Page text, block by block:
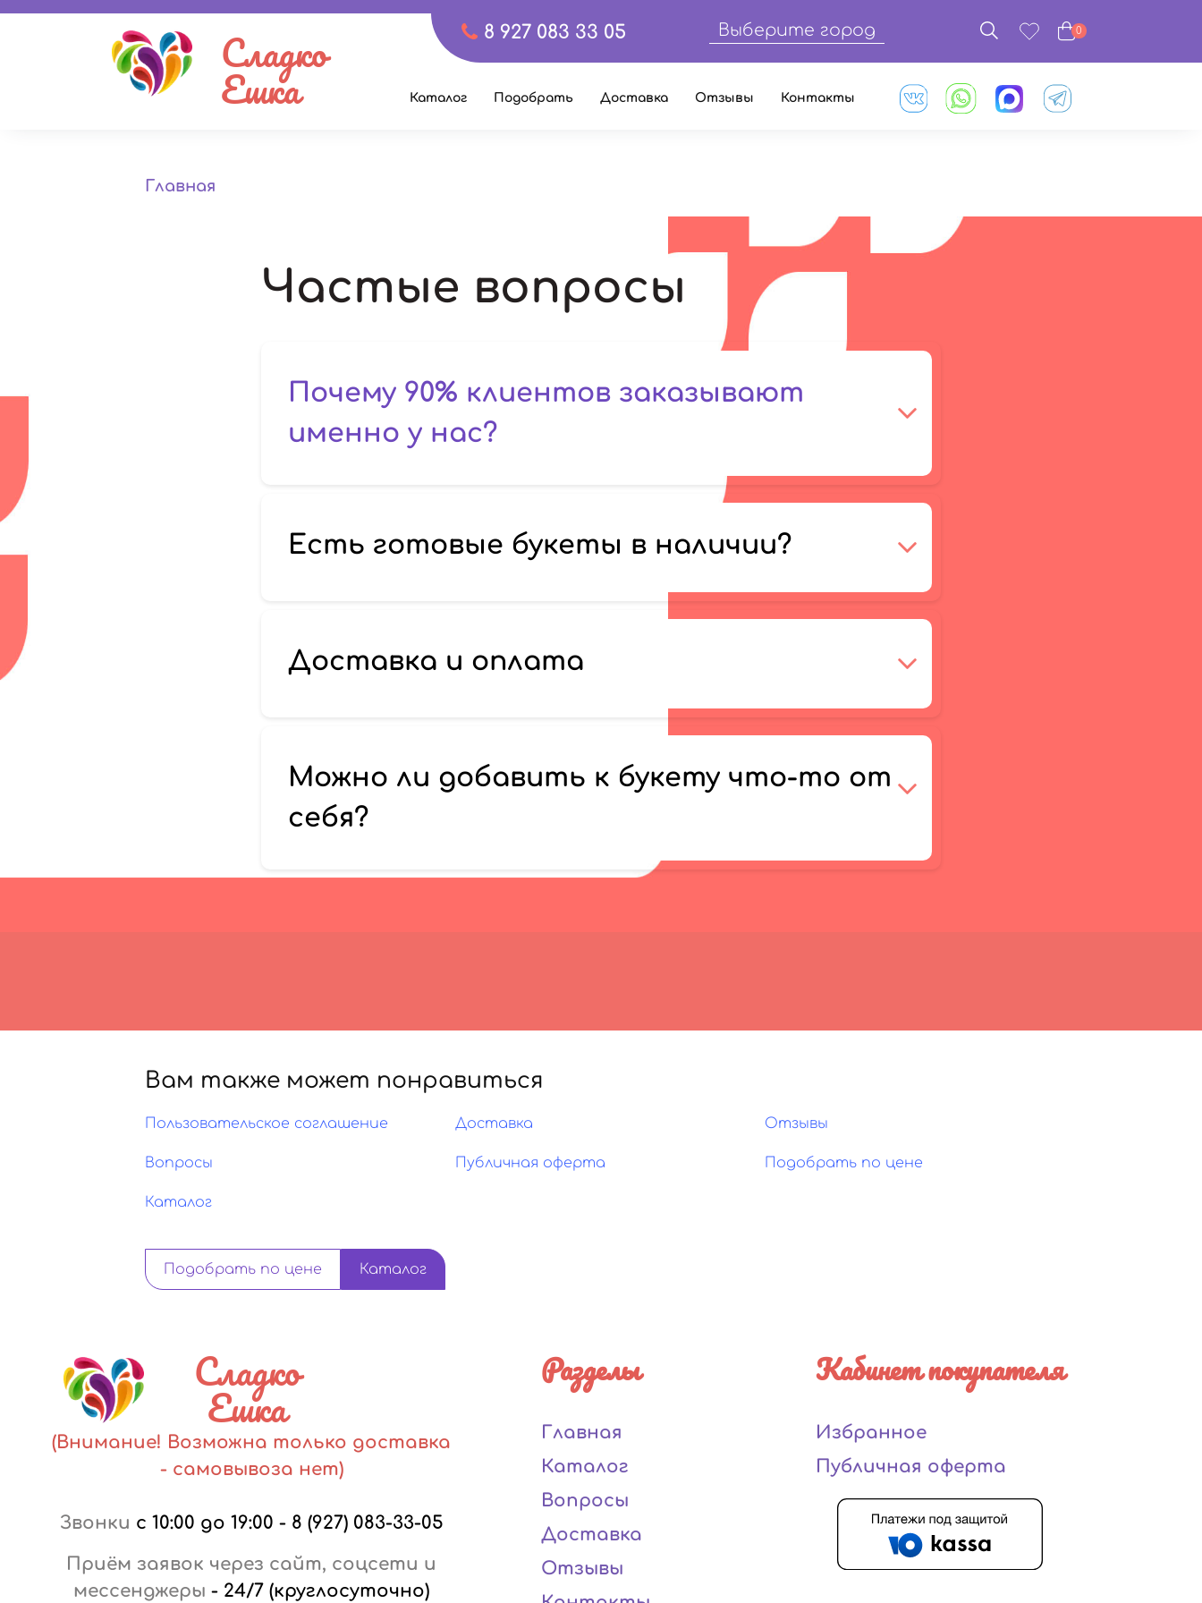
8 927 083 33 05 Выберите город 0
Сладко
Ешка Каталог Подобрать Доставка Отзывы Контакты
Главная
Частые вопросы
Почему 90% клиентов заказывают
именно у нас?
Есть готовые букеты в наличии?
Доставка и оплата
Можно ли добавить к букету что-то от
себя?
Вам также может понравиться
Пользовательское соглашение Доставка Отзывы
Вопросы Публичная оферта Подобрать по цене
Каталог
Подобрать по цене Каталог
Сладко
Ешка
(Внимание! Возможна только доставка
- самовывоза нет)
Звонки с 10:00 до 19:00 - 8 (927) 083-33-05
Приём заявок через сайт, соцсети и
мессенджеры - 24/7 (круглосуточно)
Разделы
Главная
Каталог
Вопросы
Доставка
Отзывы
Кабинет покупателя
Избранное
Публичная оферта